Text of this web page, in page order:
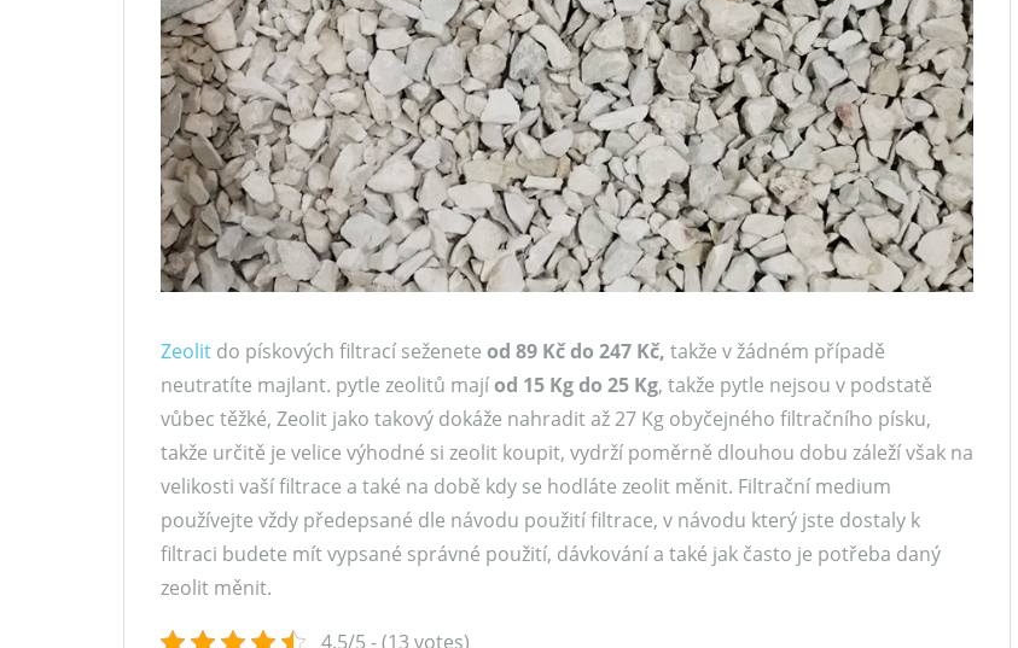
Zeolit do pískových filtrací seženete od 89 Kč do 247 Kč, takže v žádném případě
neutratíte majlant. pytle zeolitů majíod 15 Kg do 25 Kg, takže pytle nejsou v podstatě
vůbec těžké, Zeolit jako takový dokáže nahradit až 27 Kg obyčejného filtračního písku,
takže určitě je velice výhodné si zeolit koupit, vydrží poměrně dlouhou dobu záleží však na
velikosti vaší filtrace a také na době kdy se hodláte zeolit měnit. Filtrační medium
používejte vždy předepsané dle návodu použití filtrace, v návodu který jste dostaly k
filtraci budete mít vypsané správné použití, dávkování a také jak často je potřeba daný
zeolit měnit.
4.5/5 - (13 votes)